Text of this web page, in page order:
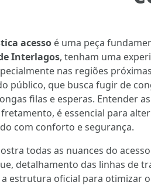
acesso é uma peça
Interlagos, tenham uma
nas regiões
público, que busca fugir de
filas e esperas. Entender
é essencial para
com conforto e segurança.
todas as nuances do
detalhamento das linhas de
estrutura oficial para otimizar